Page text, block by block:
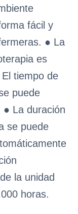
fácil y
● La
es
tiempo de
puede
● La duración
se puede
la unidad
horas.